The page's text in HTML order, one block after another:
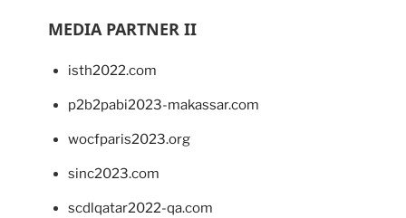
MEDIA PARTNER II
isth2022.com
p2b2pabi2023-makassar.com
wocfparis2023.org
sinc2023.com
scdlqatar2022-qa.com